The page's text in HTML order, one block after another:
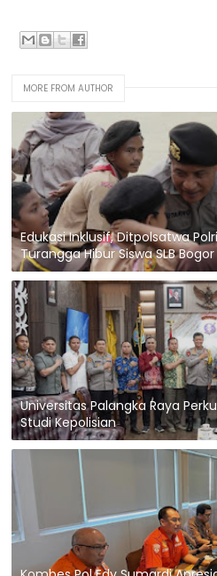
MORE FROM AUTHOR
Edukasi Inklusif, Ditpolsatwa
Turangga Hibur Siswa SLB Bogor
Universitas Palangka Raya
Studi Kepolisian